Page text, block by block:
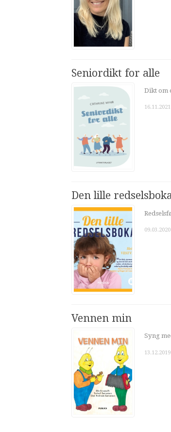
Seniordikt for alle
Dikt om
16.11.2021
Den lille
09.03.2020
Vennen min
Syng
13.12.2019